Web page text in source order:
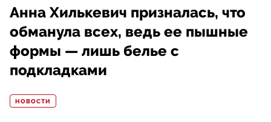
Анна Хилькевич призналась, что
обманула всех, ведь ее пышные
формы — лишь белье с
подкладками
НОВОСТИ